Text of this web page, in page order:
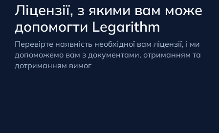
Ліцензії, з якими вам може
допомогти Legarithm
Перевірте наявність необхідної вам ліцензії, і ми
допоможемо вам з документами, отриманням та
дотриманням вимог